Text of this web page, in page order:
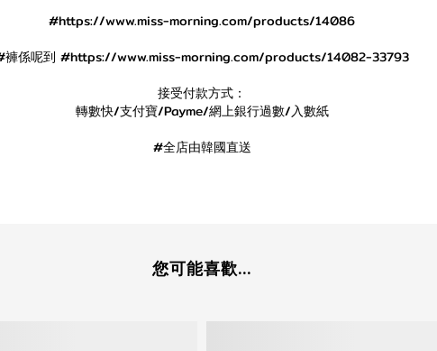
#https://www.miss-morning.com/products/14086
係呢到 #https://www.miss-morning.com/products/14082-33793
接受付款方式：
轉數快/支付寶/Payme/網上銀行過數/入數紙
#全店由韓國直送
您可能喜歡...